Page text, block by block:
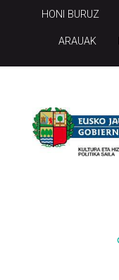
HONI BURUZ
ARAUAK